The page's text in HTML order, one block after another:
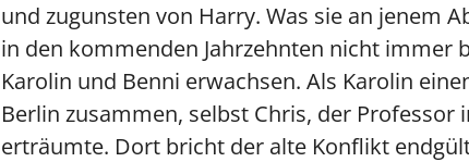
und zugunsten von Harry. Was sie an jenem
in den kommenden Jahrzehnten nicht immer
Karolin und Benni erwachsen. Als Karolin
Berlin zusammen, selbst Chris, der
erträumte. Dort bricht der alte Konflikt